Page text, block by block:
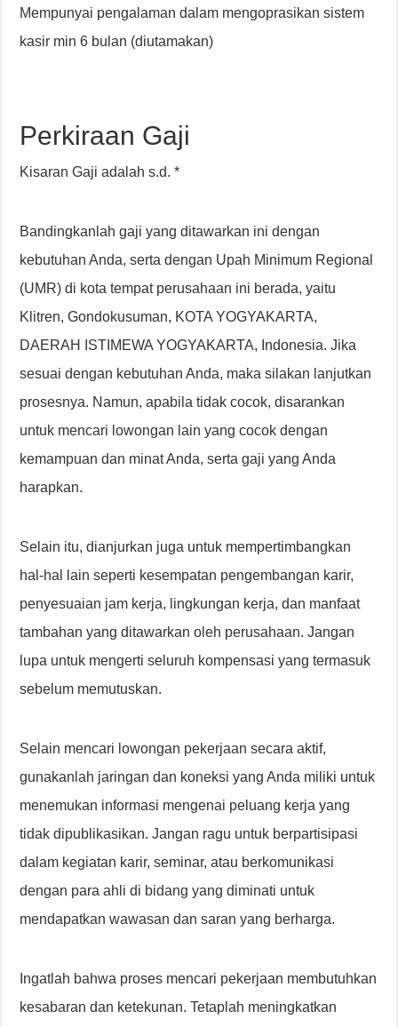
Mempunyai pengalaman dalam mengoprasikan sistem
kasir min 6 bulan (diutamakan)
Perkiraan Gaji
Kisaran Gaji adalah s.d. *
Bandingkanlah gaji yang ditawarkan ini dengan
kebutuhan Anda, serta dengan Upah Minimum Regional
(UMR) di kota tempat perusahaan ini berada, yaitu
Klitren, Gondokusuman, KOTA YOGYAKARTA,
DAERAH ISTIMEWA YOGYAKARTA, Indonesia. Jika
sesuai dengan kebutuhan Anda, maka silakan lanjutkan
prosesnya. Namun, apabila tidak cocok, disarankan
untuk mencari lowongan lain yang cocok dengan
kemampuan dan minat Anda, serta gaji yang Anda
harapkan.
Selain itu, dianjurkan juga untuk mempertimbangkan
hal-hal lain seperti kesempatan pengembangan karir,
penyesuaian jam kerja, lingkungan kerja, dan manfaat
tambahan yang ditawarkan oleh perusahaan. Jangan
lupa untuk mengerti seluruh kompensasi yang termasuk
sebelum memutuskan.
Selain mencari lowongan pekerjaan secara aktif,
gunakanlah jaringan dan koneksi yang Anda miliki untuk
menemukan informasi mengenai peluang kerja yang
tidak dipublikasikan. Jangan ragu untuk berpartisipasi
dalam kegiatan karir, seminar, atau berkomunikasi
dengan para ahli di bidang yang diminati untuk
mendapatkan wawasan dan saran yang berharga.
Ingatlah bahwa proses mencari pekerjaan membutuhkan
kesabaran dan ketekunan. Tetaplah meningkatkan